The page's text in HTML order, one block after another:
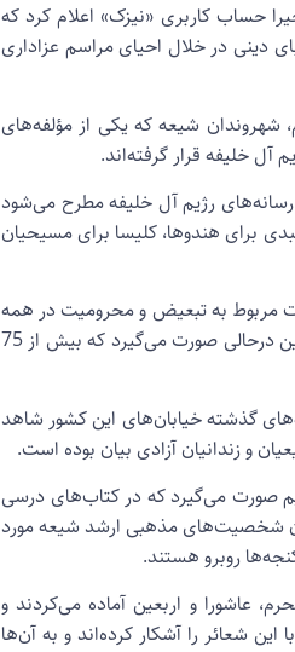
حساب کاربری «نیزک» اعلام کرد که
دینی در خلال احیای مراسم عزاداری
شهروندان شیعه که یکی از مؤلفه‌های
خلیفه قرار گرفته‌اند.
روزانه‌ای است که توسط رسانه‎‌های رژیم آل خلیفه مطرح می‌شود
برای هندوها، کلیسا برای مسیحیان
مربوط به تبعیض و محرومیت در همه
کشورها معمولا در رابطه با اقلیت‌ها انجام می‌گیرد. اما تبعیض علیه شیعیان در بحرین درحالی صورت می‌گیرد که بیش از 75
گذشته خیابان‌های این کشور شاهد
و زندانیان آزادی بیان بوده است.
صورت می‌گیرد که در کتاب‌های درسی
شخصیت‌های مذهبی ارشد شیعه مورد
عاشورا و اربعین آماده می‌کردند و
شعائر را آشکار کرده‌اند و به آن‌ها